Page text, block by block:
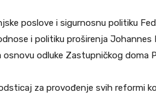
poslove i sigurnosnu politiku
i politiku proširenja Johannes
osnovu odluke Zastupničkog doma
za provođenje svih reformi